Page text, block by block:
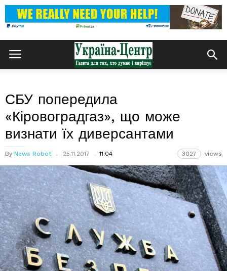
СБУ попередила
«Кіровоградгаз», що може
визнати їх диверсантами
By News Robot 25.11.2017 11:04 3027 views